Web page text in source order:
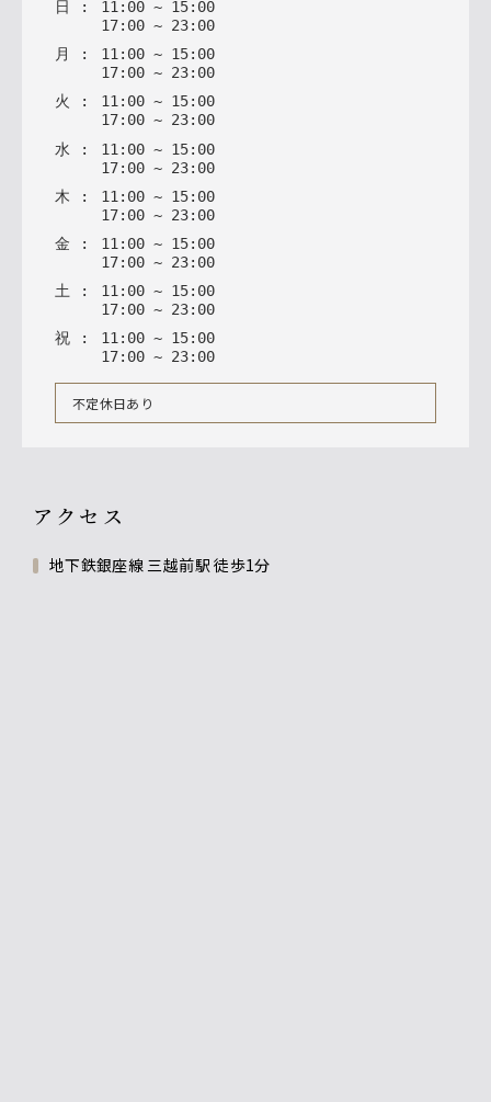
日 : 11 : 00 ~ 15: 00
17: 00 ~ 23: 00
月
: 11: 00 ~ 15: 00
17: 00 ~ 23: 00
火
: 11: 00 ~ 15: 00
17: 00 ~ 23: 00
水 : 11 : 00 ~ 15: 00
17: 00 ~ 23: 00
木 : 11 : 00 ~ 15: 00
17: 00 ~ 23: 00
金 : 11 : 00 ~ 15: 00
17: 00 ~ 23: 00
土 : 11 : 00 ~ 15: 00
17: 00 ~ 23: 00
祝 : 11 : 00 ~ 15: 00
17: 00 ~ 23: 00
不定休日あり
アクセス
地下鉄銀座線 三越前駅 徒歩1分